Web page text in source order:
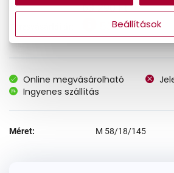
Ár: 63.290 Ft
53.797 Ft
Online megvásárolható
Ingyenes szállítás
Méret: M 58/18/145
Beállítások